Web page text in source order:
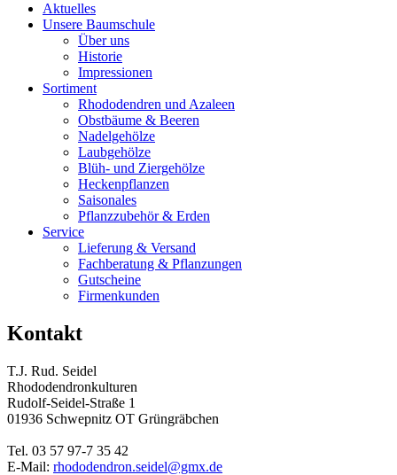
Aktuelles
Unsere Baumschule
Über uns
Historie
Impressionen
Sortiment
Rhododendren und Azaleen
Obstbäume & Beeren
Nadelgehölze
Laubgehölze
Blüh- und Ziergehölze
Heckenpflanzen
Saisonales
Pflanzzubehör & Erden
Service
Lieferung & Versand
Fachberatung & Pflanzungen
Gutscheine
Firmenkunden
Kontakt
T.J. Rud. Seidel
Rhododendronkulturen
Rudolf-Seidel-Straße 1
01936 Schwepnitz OT Grüngräbchen
Tel. 03 57 97-7 35 42
E-Mail: rhododendron.seidel@gmx.de